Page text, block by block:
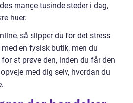
mange tusinde steder i dag,
huer.
så slipper du for det stress
en fysisk butik, men du
at prøve den, inden du får den
med dig selv, hvordan du